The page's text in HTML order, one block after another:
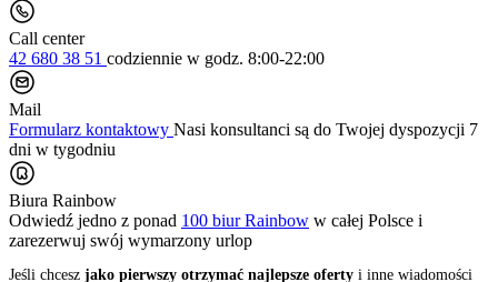
Call center
42 680 38 51 codziennie w godz. 8:00-22:00
Mail
Formularz kontaktowy Nasi konsultanci są do Twojej dyspozycji 7
dni w tygodniu
Biura Rainbow
Odwiedź jedno z ponad 100 biur Rainbow w całej Polsce i
zarezerwuj swój wymarzony urlop
Jeśli chcesz jako pierwszy otrzymać najlepsze oferty i inne wiadomości